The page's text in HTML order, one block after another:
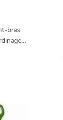
bras